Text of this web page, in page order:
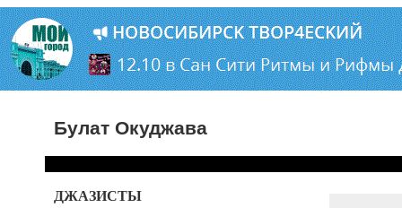
Булат Окуджава
ДЖАЗИСТЫ